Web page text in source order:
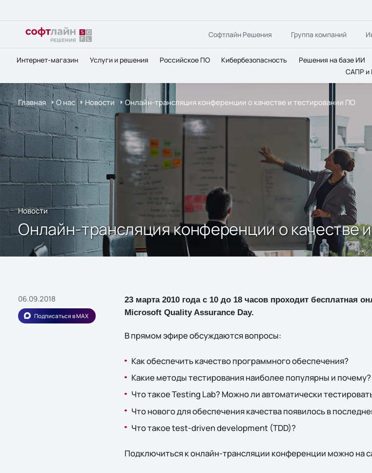
Софтлайн Решения Группа компаний
Интернет-магазин Услуги и решения Российское ПО Кибербезопасность Решения на базе ИИ
САПР и
Главная О нас Новости Онлайн-трансляция конференции о качестве и тестировании ПО
Новости
Онлайн-трансляция конференции о качестве
06.09.2018
Подписаться в MAX
23 марта 2010 года с 10 до 18 часов проходит бесплатная
Microsoft Quality Assurance Day.
В прямом эфире обсуждаются вопросы:
Как обеспечить качество программного обеспечения?
Какие методы тестирования наиболее популярны и почему?
Что такое Testing Lab? Можно ли автоматически
Что нового для обеспечения качества появилось в
Что такое test-driven development (TDD)?
Подключиться к онлайн-трансляции конференции можно на